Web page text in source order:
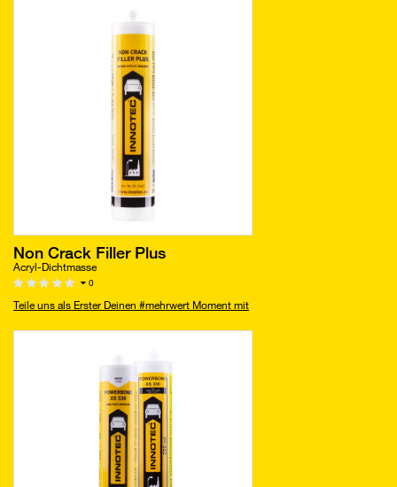
Non Crack Filler Plus
Acryl-Dichtmasse
0
Teile uns als Erster Deinen #mehrwert Moment mit